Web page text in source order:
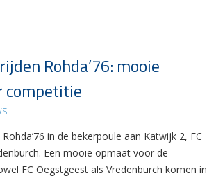
Rohda’76: mooie
competitie
in de bekerpoule aan Katwijk 2, FC
Een mooie opmaat voor de
FC Oegstgeest als Vredenburch komen in